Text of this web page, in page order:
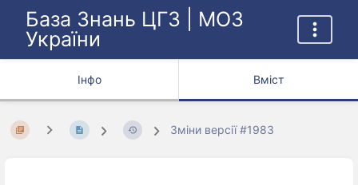
База Знань ЦГЗ | МОЗ
України
Інфо Вміст
Зміни версії #1983